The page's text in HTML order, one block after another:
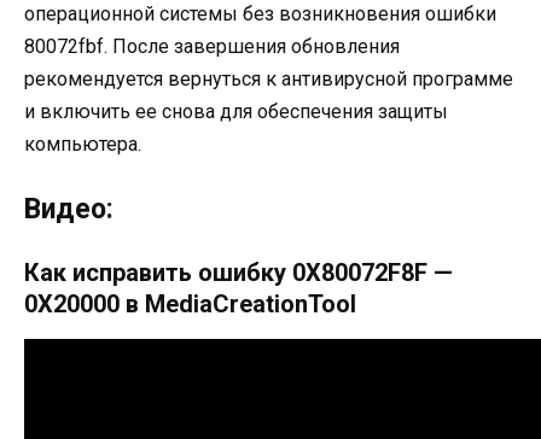
операционной системы без возникновения ошибки
80072fbf. После завершения обновления
рекомендуется вернуться к антивирусной программе
и включить ее снова для обеспечения защиты
компьютера.
Видео:
Как исправить ошибку 0X80072F8F —
0X20000 в MediaCreationTool